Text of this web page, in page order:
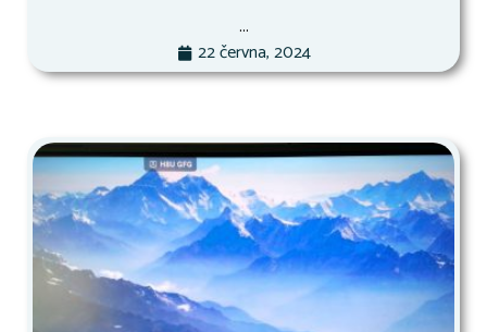
...
22 června, 2024